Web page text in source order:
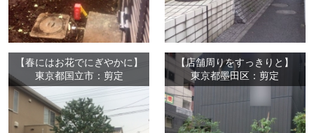
【春にはお花でにぎやかに】
東京都国立市：剪定
【店舗周りをすっきりと】
東京都墨田区：剪定